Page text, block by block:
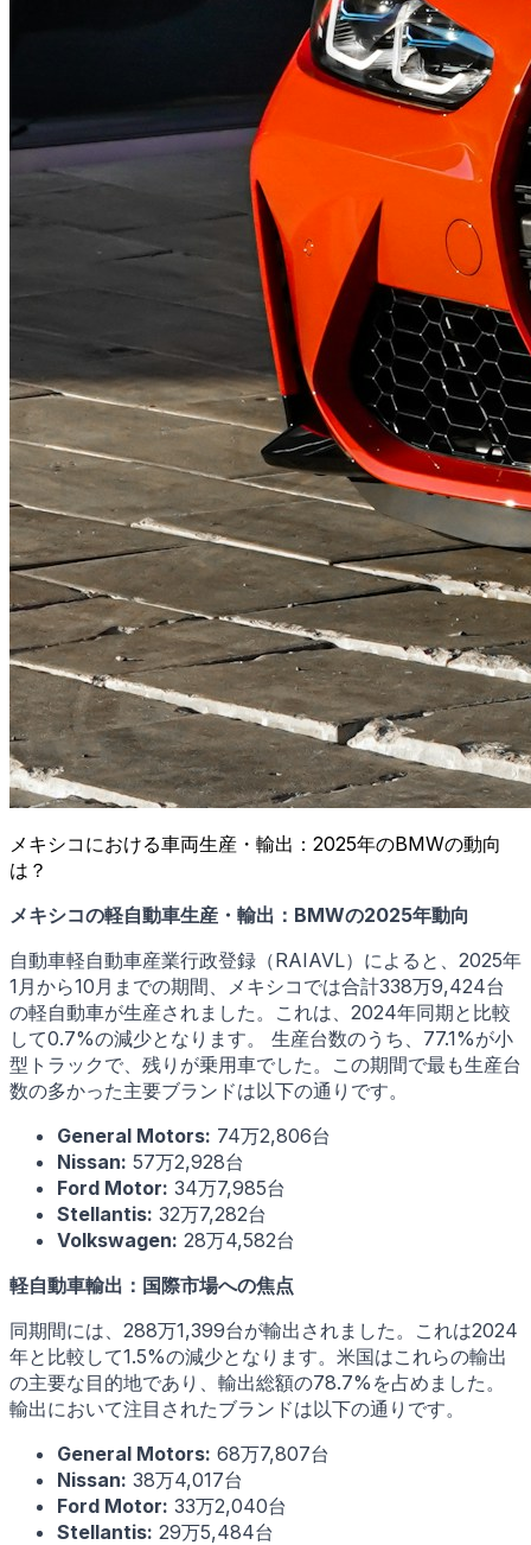
メキシコにおける車両生産・輸出：2025年のBMWの動向
は？
メキシコの軽自動車生産・輸出：BMWの2025年動向
自動車軽自動車産業行政登録（RAIAVL）によると、2025年
1月から10月までの期間、メキシコでは合計338万9,424台
の軽自動車が生産されました。これは、2024年同期と比較
して0.7%の減少となります。 生産台数のうち、77.1%が小
型トラックで、残りが乗用車でした。この期間で最も生産台
数の多かった主要ブランドは以下の通りです。
General Motors: 74万2,806台
Nissan: 57万2,928台
Ford Motor: 34万7,985台
Stellantis: 32万7,282台
Volkswagen: 28万4,582台
軽自動車輸出：国際市場への焦点
同期間には、288万1,399台が輸出されました。これは2024
年と比較して1.5%の減少となります。米国はこれらの輸出
の主要な目的地であり、輸出総額の78.7%を占めました。
輸出において注目されたブランドは以下の通りです。
General Motors: 68万7,807台
Nissan: 38万4,017台
Ford Motor: 33万2,040台
Stellantis: 29万5,484台